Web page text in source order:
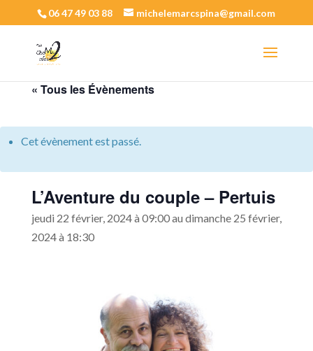
06 47 49 03 88 michelemarcspina@gmail.com
« Tous les Évènements
Cet évènement est passé.
L’Aventure du couple – Pertuis
jeudi 22 février, 2024 à 09:00au dimanche 25 février,
2024 à 18:30